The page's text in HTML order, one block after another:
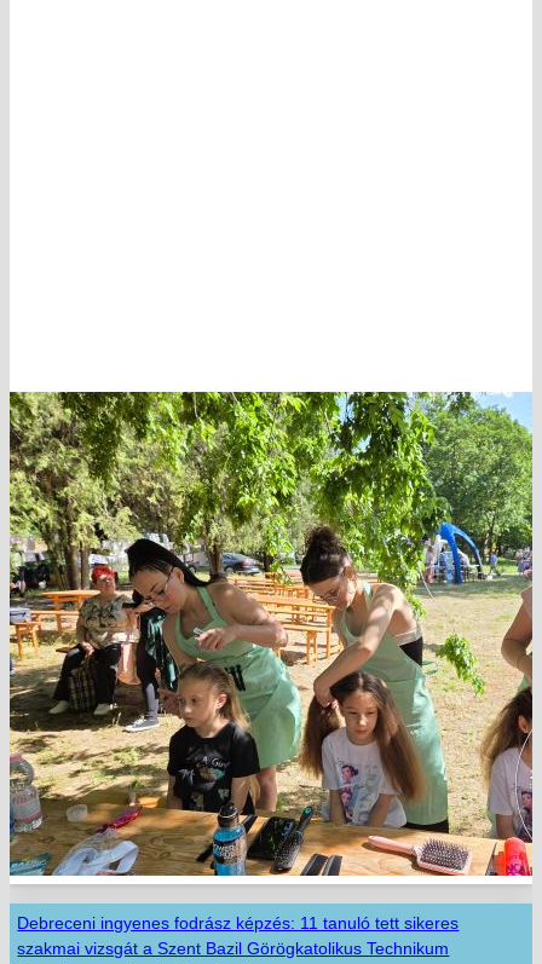
Debreceni ingyenes fodrász képzés: 11 tanuló tett sikeres
szakmai vizsgát a Szent Bazil Görögkatolikus Technikum